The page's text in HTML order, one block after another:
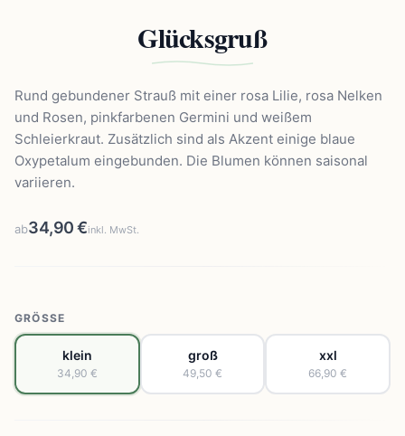
Glücksgruß
Rund gebundener Strauß mit einer rosa Lilie, rosa Nelken
und Rosen, pinkfarbenen Germini und weißem
Schleierkraut. Zusätzlich sind als Akzent einige blaue
Oxypetalum eingebunden. Die Blumen können saisonal
variieren.
ab34,90 €inkl. MwSt.
GRÖSSE
klein
34,90 €
groß
49,50 €
xxl
66,90 €